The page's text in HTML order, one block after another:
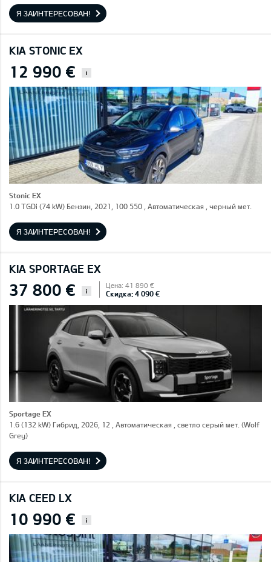
Я ЗАИНТЕРЕСОВАН!
KIA STONIC EX
12 990 € i
Stonic EX
1.0 TGDi (74 kW) Бензин, 2021, 100 550 , Автоматическая , черный мет.
Я ЗАИНТЕРЕСОВАН!
KIA SPORTAGE EX
37 800 € i
Цена: 41 890 €
Скидка: 4 090 €
Sportage EX
1.6 (132 kW) Гибрид, 2026, 12 , Автоматическая , светло серый мет. (Wolf
Grey)
Я ЗАИНТЕРЕСОВАН!
KIA CEED LX
10 990 € i